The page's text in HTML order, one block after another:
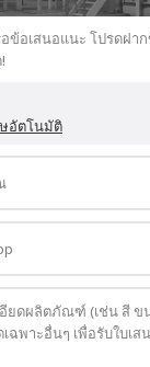
อเสนอแนะ โปรดฝาก
ษอัตโนมัติ